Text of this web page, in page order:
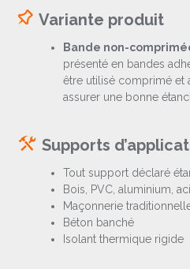
Variante produit
Bande non-
présenté en bandes
être utilisé comprimé et
assurer une bonne
Supports
Tout support déclaré
Bois, PVC, aluminium,
Maçonnerie
Béton banché
Isolant thermique rigide